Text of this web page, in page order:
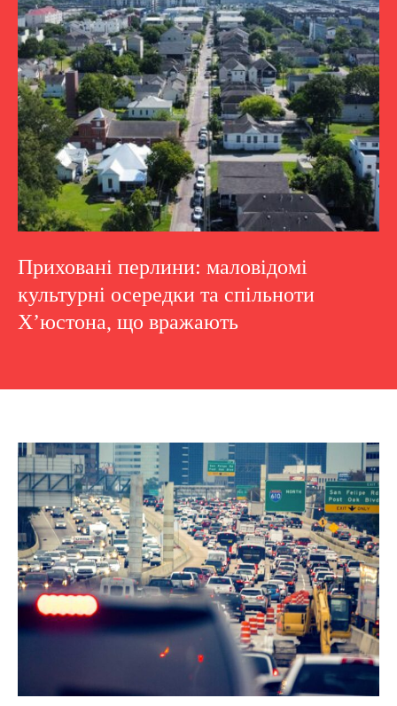
Приховані перлини: маловідомі
культурні осередки та спільноти
Х’юстона, що вражають